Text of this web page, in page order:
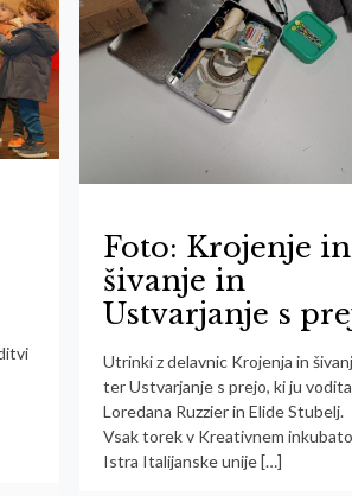
Foto: Krojenje in
šivanje in
Ustvarjanje s
Utrinki z delavnic Krojenja in
ter Ustvarjanje s prejo, ki ju vodita
Loredana Ruzzier in Elide Stubelj.
Vsak torek v Kreativnem
Istra Italijanske unije[…]